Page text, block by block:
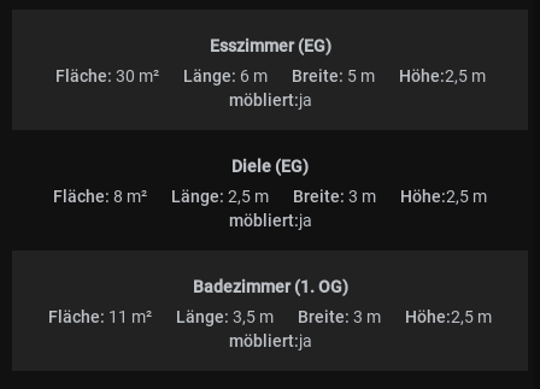
Esszimmer (EG)
Fläche: 30 m² Länge: 6 m Breite: 5 m Höhe:2,5 m
möbliert:ja
Diele (EG)
Fläche: 8 m² Länge: 2,5 m Breite: 3 m Höhe:2,5 m
möbliert:ja
Badezimmer (1. OG)
Fläche: 11 m² Länge: 3,5 m Breite: 3 m Höhe:2,5 m
möbliert:ja